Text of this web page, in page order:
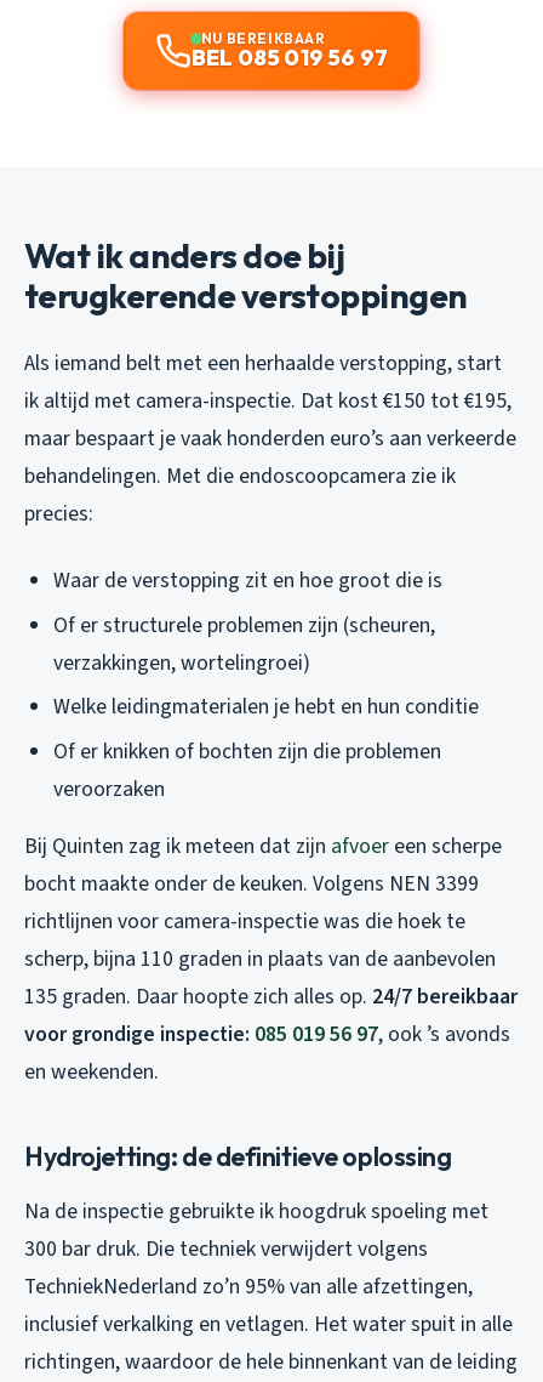
NU BEREIKBAAR
BEL 085 019 56 97
Wat ik anders doe bij
terugkerende verstoppingen
Als iemand belt met een herhaalde verstopping, start
ik altijd met camera-inspectie. Dat kost €150 tot €195,
maar bespaart je vaak honderden euro’s aan verkeerde
behandelingen. Met die endoscoopcamera zie ik
precies:
Waar de verstopping zit en hoe groot die is
Of er structurele problemen zijn (scheuren,
verzakkingen, wortelingroei)
Welke leidingmaterialen je hebt en hun conditie
Of er knikken of bochten zijn die problemen
veroorzaken
Bij Quinten zag ik meteen dat zijn afvoer een scherpe
bocht maakte onder de keuken. Volgens NEN 3399
richtlijnen voor camera-inspectie was die hoek te
scherp, bijna 110 graden in plaats van de aanbevolen
135 graden. Daar hoopte zich alles op. 24/7 bereikbaar
voor grondige inspectie: 085 019 56 97, ook ’s avonds
en weekenden.
Hydrojetting: de definitieve oplossing
Na de inspectie gebruikte ik hoogdruk spoeling met
300 bar druk. Die techniek verwijdert volgens
TechniekNederland zo’n 95% van alle afzettingen,
inclusief verkalking en vetlagen. Het water spuit in alle
richtingen, waardoor de hele binnenkant van de leiding